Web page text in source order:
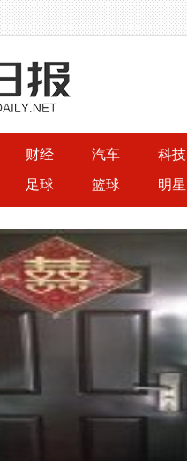
财经 汽车 科技
足球 篮球 明星